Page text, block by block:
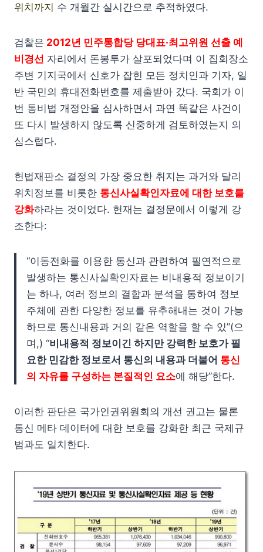
위치까지 수 개월간 실시간으로 추적하였다.
검찰은 2012년 민주통합당 당대표·최고위원 선출 예
비경선 자리에서 돈봉투가 살포되었다며 이 집회장소
주변 기지국에서 신호가 잡힌 모든 정치인과 기자, 일
반 국민의 휴대전화번호를 제출받아 갔다. 국회가 이
번 통비법 개정안을 심사하면서 과연 똑같은 사건이
또 다시 발생하지 않도록 신중하게 검토하였는지 의
심스럽다.
헌법재판소 결정의 가장 중요한 취지는 과거와 달리
위치정보를 비롯한 통신사실확인자료에 대한 보호를
강화하라는 것이었다. 헌재는 결정문에서 이렇게 강
조한다:
“이동전화를 이용한 통신과 관련하여 필연적으로
발생하는 통신사실확인자료는 비내용적 정보이기
는 하나, 여러 정보의 결합과 분석을 통하여 정보
주체에 관한 다양한 정보를 유추해내는 것이 가능
하므로 통신내용과 거의 같은 역할을 할 수 있”(으
며,) “비내용적 정보이긴 하지만 강력한 보호가 필
요한 민감한 정보로서 통신의 내용과 더불어 통신
의 자유를 구성하는 본질적인 요소에 해당”한다.
이러한 판단은 국가인권위원회의 개선 권고는 물론
통신 메타 데이터에 대한 보호를 강화한 최근 국제규
범과도 일치한다.